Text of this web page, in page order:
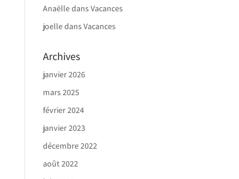
AnaëlledansVacances
joelledansVacances
Archives
janvier 2026
mars 2025
février 2024
janvier 2023
décembre 2022
août 2022